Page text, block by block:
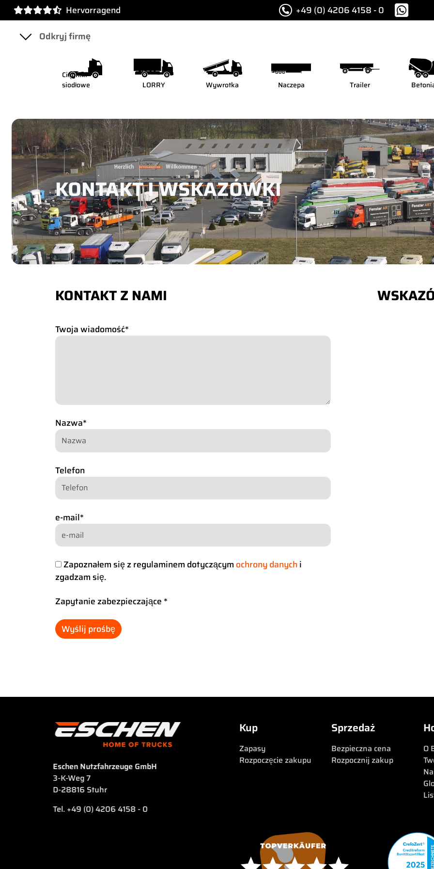
Hervorragend +49 (0) 4206 4158 - 0
Ciągniki
siodłowe
LORRY Wywrotka Naczepa Trailer
KONTAKT I WSKAZÓWKI
KONTAKT Z NAMI
Twoja wiadomość*
Nazwa*
Telefon
e-mail*
Zapoznałem się z regulaminem dotyczącym ochrony danychi
zgadzam się.
Zapytanie zabezpieczające *
Eschen Nutzfahrzeuge GmbH
3-K-Weg 7
D-28816 Stuhr
Tel. +49 (0) 4206 4158 - 0
Kup
Zapasy
Rozpoczęcie zakupu
Sprzedaż
Bezpieczna cena
Rozpocznij zakup
O